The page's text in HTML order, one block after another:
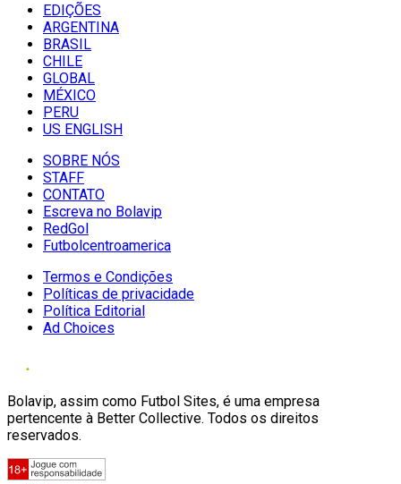
EDIÇÕES
ARGENTINA
BRASIL
CHILE
GLOBAL
MÉXICO
PERU
US ENGLISH
SOBRE NÓS
STAFF
CONTATO
Escreva no Bolavip
RedGol
Futbolcentroamerica
Termos e Condições
Políticas de privacidade
Política Editorial
Ad Choices
Bolavip, assim como Futbol Sites, é uma empresa
pertencente à Better Collective. Todos os direitos
reservados.